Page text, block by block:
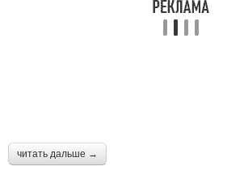
читать дальше →